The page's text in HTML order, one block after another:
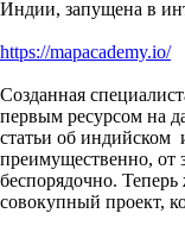
Индии, запущена в
https://mapacademy.io/
Созданная
первым ресурсом на
статьи об индийском
преимущественно, от
беспорядочно.
совокупный проект,